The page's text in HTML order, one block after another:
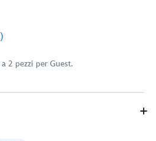
2 pezzi per Guest.